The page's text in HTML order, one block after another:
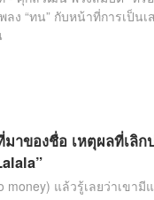
ลง “ทน” กับหน้าที่การเป็น
าของชื่อ เหตุผลที่เลิก
money) แล้วรู้เลยว่าเขา